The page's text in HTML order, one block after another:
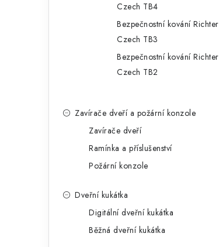
Czech TB4
Bezpečnostní kování Richter
Czech TB3
Bezpečnostní kování Richter
Czech TB2
Zavírače dveří a požární konzole
Zavírače dveří
Ramínka a příslušenství
Požární konzole
Dveřní kukátka
Digitální dveřní kukátka
Běžná dveřní kukátka